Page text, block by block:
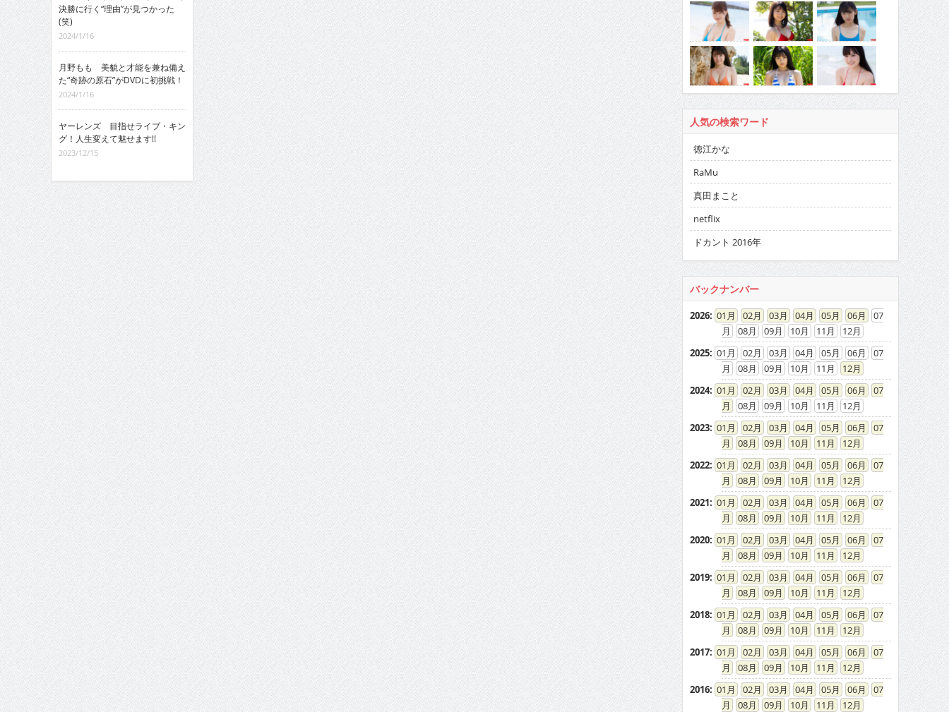
決勝に行く“理由”が見つかった
(笑)
2024/1/16
月野もも 美貌と才能を兼ね備え
た“奇跡の原石”がDVDに初挑戦！
2024/1/16
ヤーレンズ 目指せライブ・キン
グ！人生変えて魅せます!!
2023/12/15
人気の検索ワード
徳江かな
RaMu
真田まこと
netflix
ドカント 2016年
バックナンバー
2026: 01 02 03 04 05 06
07
08
09 10 11
12
2025: 01 02 03 04 05 06
07
08
09 10 11
12
2024: 01 02 03 04 05 06
07
08
09 10 11
12
2023: 01 02 03 04 05 06
07
08
09 10 11
12
2022: 01 02 03 04 05 06
07
08
09 10 11
12
2021: 01 02 03 04 05 06
07
08
09 10 11
12
2020: 01 02 03 04 05 06
07
08
09 10 11
12
2019: 01 02 03 04 05 06
07
08
09 10 11
12
2018: 01 02 03 04 05 06
07
08
09 10 11
12
2017: 01 02 03 04 05 06
07
08
09 10 11
12
2016: 01 02 03 04 05 06
07
08
09 10 11
12